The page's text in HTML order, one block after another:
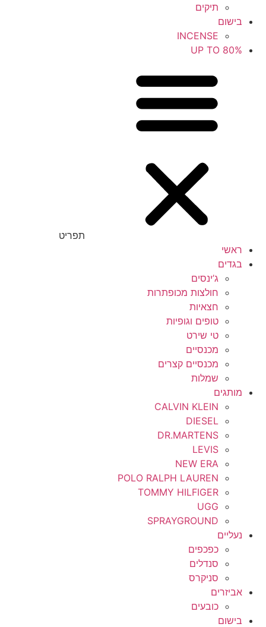
תיקים
בישום
INCENSE
UP TO 80%
תפריט
ראשי
בגדים
ג’ינסים
חולצות מכופתרות
חצאיות
טופים וגופיות
טי שירט
מכנסיים
מכנסיים קצרים
שמלות
מותגים
CALVIN KLEIN
DIESEL
DR.MARTENS
LEVIS
NEW ERA
POLO RALPH LAUREN
TOMMY HILFIGER
UGG
SPRAYGROUND
נעליים
כפכפים
סנדלים
סניקרס
אביזרים
כובעים
בישום